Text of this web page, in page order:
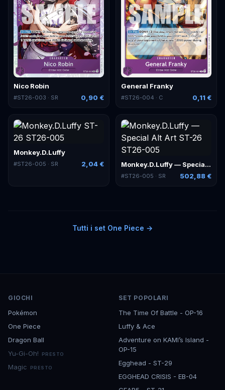
Nico Robin
#ST26-003 · SR 0,90 €
General Franky
#ST26-004 · C 0,11 €
Monkey.D.Luffy
#ST26-005 · SR 2,04 € Monkey.D.Luffy — Special Alt Art
#ST26-005 · SR 502,88 €
Tutti i set One Piece →
GIOCHI
Pokémon
One Piece
Dragon Ball
Yu-Gi-Oh!
PRESTO
Magic PRESTO
SET POPOLARI
The Time Of Battle - OP-16
Luffy & Ace
Adventure on KAMI’s Island -
OP-15
Egghead - ST-29
EGGHEAD CRISIS - EB-04